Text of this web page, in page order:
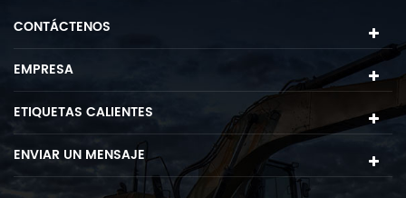
CONTÁCTENOS
EMPRESA
ETIQUETAS CALIENTES
ENVIAR UN MENSAJE